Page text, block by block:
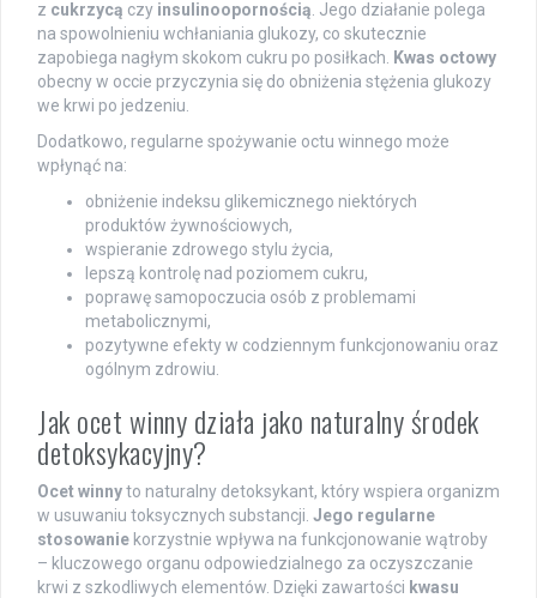
z cukrzycą czy insulinoopornością . Jego działanie polega
na spowolnieniu wchłaniania glukozy, co skutecznie
zapobiega nagłym skokom cukru po posiłkach.
Kwas octowy
obecny w occie przyczynia się do obniżenia stężenia glukozy
we krwi po jedzeniu.
Dodatkowo, regularne spożywanie octu winnego może
wpłynąć na:
obniżenie indeksu glikemicznego niektórych
produktów żywnościowych,
wspieranie zdrowego stylu życia,
lepszą kontrolę nad poziomem cukru,
poprawę samopoczucia osób z problemami
metabolicznymi,
pozytywne efekty w codziennym funkcjonowaniu oraz
ogólnym zdrowiu.
Jak ocet winny działa jako naturalny środek
detoksykacyjny?
Ocet winnyto naturalny detoksykant, który wspiera organizm
w usuwaniu toksycznych substancji. Jego regularne
stosowanie korzystnie wpływa na funkcjonowanie wątroby
– kluczowego organu odpowiedzialnego za oczyszczanie
krwi z szkodliwych elementów. Dzięki zawartości kwasu